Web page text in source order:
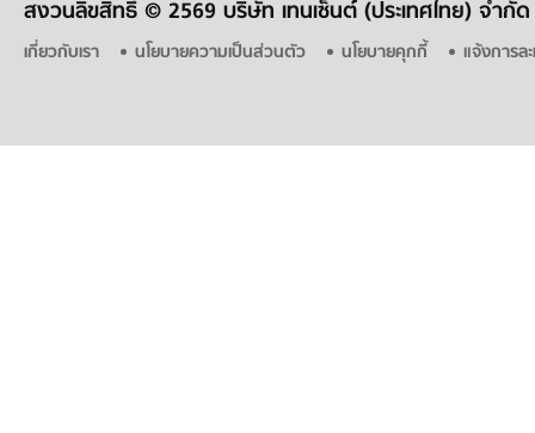
สงวนลิขสิทธิ์ © 2569 บริษัท เทนเซ็นต์ (ประเทศไทย) จำกัด
เกี่ยวกับเรา นโยบายความเป็นส่วนตัว นโยบายคุกกี้ แจ้งการล